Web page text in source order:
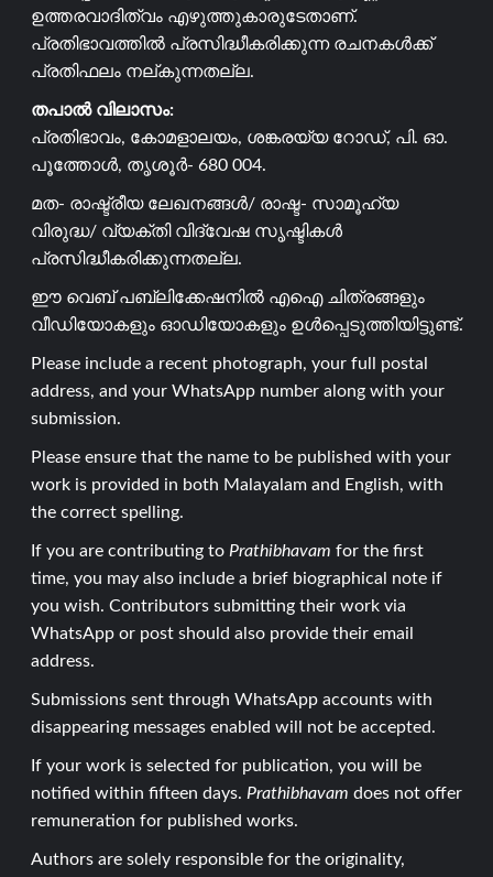
ഉത്തരവാദിത്വം എഴുത്തുകാരുടേതാണ്.
പ്രതിഭാവത്തിൽ പ്രസിദ്ധീകരിക്കുന്ന രചനകൾക്ക്
പ്രതിഫലം നല്കുന്നതല്ല.
തപാൽ വിലാസം:
പ്രതിഭാവം, കോമളാലയം, ശങ്കരയ്യ റോഡ്, പി. ഓ.
പൂത്തോൾ, തൃശൂർ- 680 004.
മത- രാഷ്ട്രീയ ലേഖനങ്ങൾ/ രാഷ്ട- സാമൂഹ്യ
വിരുദ്ധ/ വ്യക്തി വിദ്വേഷ സൃഷ്ടികൾ
പ്രസിദ്ധീകരിക്കുന്നതല്ല.
ഈ വെബ് പബ്ലിക്കേഷനിൽ എഐ ചിത്രങ്ങളും
വീഡിയോകളും ഓഡിയോകളും ഉൾപ്പെടുത്തിയിട്ടുണ്ട്.
Please include a recent photograph, your full postal
address, and your WhatsApp number along with your
submission.
Please ensure that the name to be published with your
work is provided in both Malayalam and English, with
the correct spelling.
If you are contributing to Prathibhavam for the first
time, you may also include a brief biographical note if
you wish. Contributors submitting their work via
WhatsApp or post should also provide their email
address.
Submissions sent through WhatsApp accounts with
disappearing messages enabled will not be accepted.
If your work is selected for publication, you will be
notified within fifteen days. Prathibhavam does not offer
remuneration for published works.
Authors are solely responsible for the originality,